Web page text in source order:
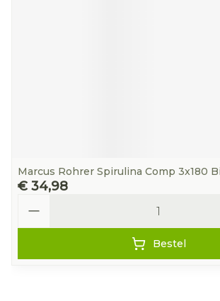
Marcus Rohrer Spirulina Comp 3x180
€ 34,98
Bestel